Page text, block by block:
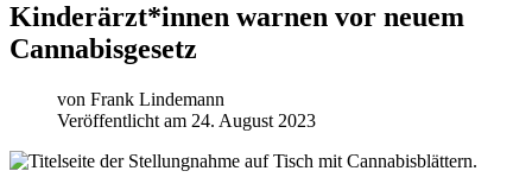
Kinderärzt*innen warnen vor neuem
Cannabisgesetz
von Frank Lindemann
Veröffentlicht am 24. August 2023